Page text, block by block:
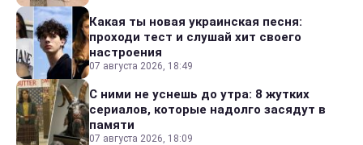
Какая ты новая украинская песня:
проходи тест и слушай хит своего
настроения
07 августа 2026, 18:49
С ними не уснешь до утра: 8 жутких
сериалов, которые надолго засядут в
памяти
07 августа 2026, 18:09